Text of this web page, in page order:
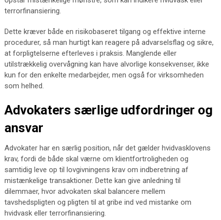
terrorfinansiering.
Dette kræver både en risikobaseret tilgang og effektive interne
procedurer, så man hurtigt kan reagere på advarselsflag og sikre,
at forpligtelserne efterleves i praksis. Manglende eller
utilstrækkelig overvågning kan have alvorlige konsekvenser, ikke
kun for den enkelte medarbejder, men også for virksomheden
som helhed.
Advokaters særlige udfordringer og
ansvar
Advokater har en særlig position, når det gælder hvidvasklovens
krav, fordi de både skal værne om klientfortroligheden og
samtidig leve op til lovgivningens krav om indberetning af
mistænkelige transaktioner. Dette kan give anledning til
dilemmaer, hvor advokaten skal balancere mellem
tavshedspligten og pligten til at gribe ind ved mistanke om
hvidvask eller terrorfinansiering.